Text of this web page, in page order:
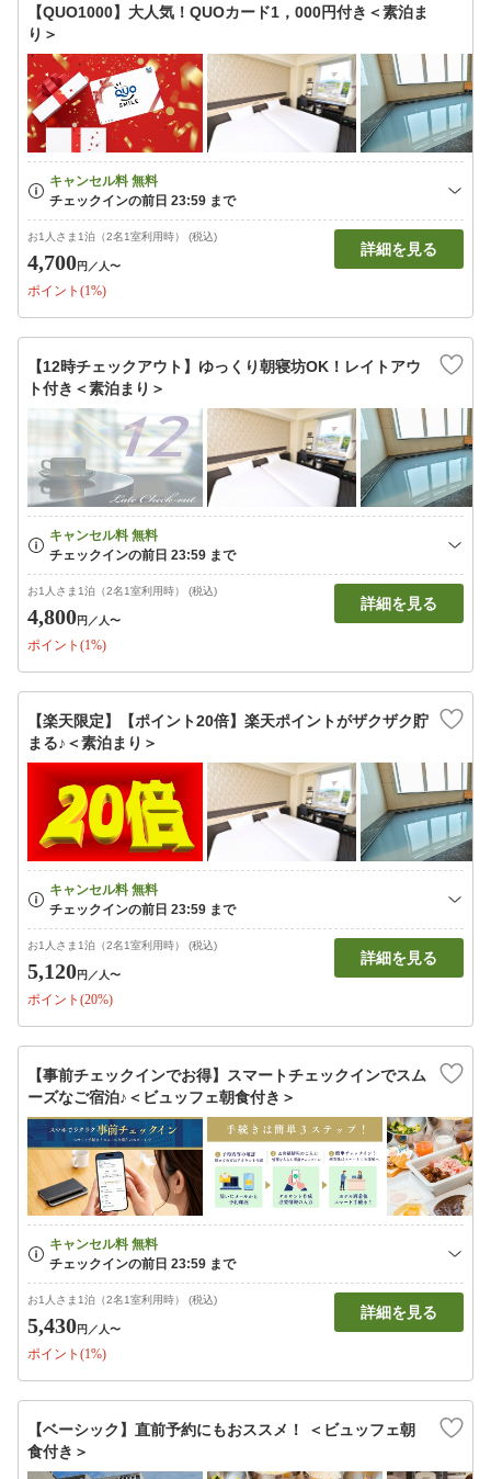
【QUO1000】大人気！QUOカード1，000円付き＜素泊ま
り＞
お1人さま1泊（2名1室利用時） (税込)
4,700円 ／人〜
ポイント(1%)
詳細を見る
【12時チェックアウト】ゆっくり朝寝坊OK！レイトアウ
ト付き＜素泊まり＞
お1人さま1泊（2名1室利用時） (税込)
4,800円 ／人〜
ポイント(1%)
詳細を見る
【楽天限定】【ポイント20倍】楽天ポイントがザクザク貯
まる♪＜素泊まり＞
お1人さま1泊（2名1室利用時） (税込)
5,120円 ／人〜
ポイント(20%)
詳細を見る
【事前チェックインでお得】スマートチェックインでスム
ーズなご宿泊♪＜ビュッフェ朝食付き＞
お1人さま1泊（2名1室利用時） (税込)
5,430円 ／人〜
ポイント(1%)
詳細を見る
【ベーシック】直前予約にもおススメ！ ＜ビュッフェ朝
食付き＞